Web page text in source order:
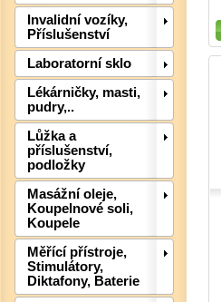
Invalidní vozíky,
Příslušenství
Laboratorní sklo
Lékárničky, masti,
pudry,..
Lůžka a
příslušenství,
podložky
Masážní oleje,
Koupelnové soli,
Koupele
Měřící přístroje,
Stimulátory,
Diktafony, Baterie
Detail